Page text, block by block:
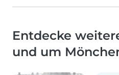
Entdecke
und um